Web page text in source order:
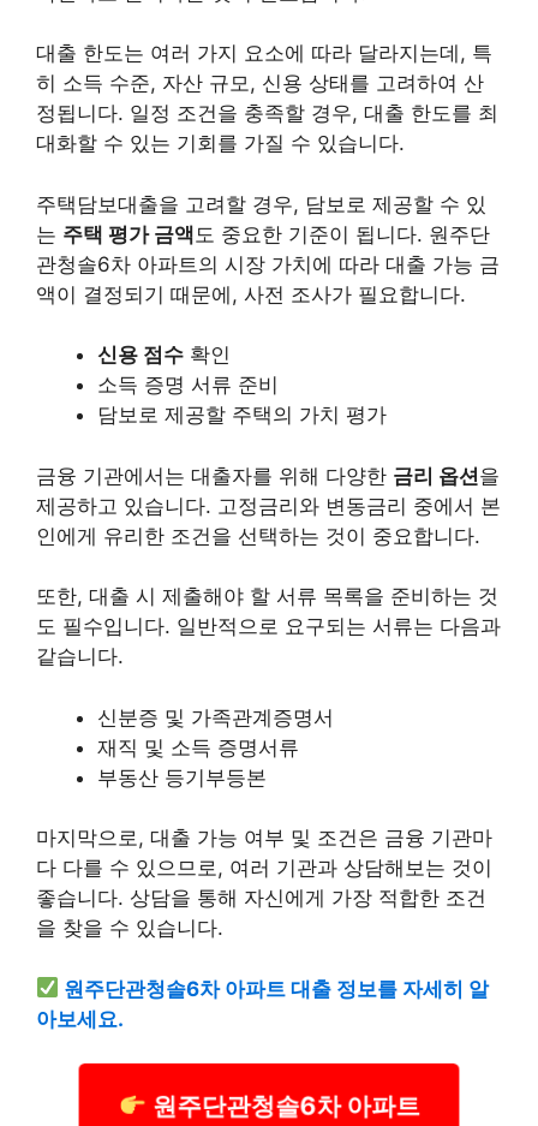
대출 한도는 여러 가지 요소에 따라 달라지는데, 특
히 소득 수준, 자산 규모, 신용 상태를 고려하여 산
정됩니다. 일정 조건을 충족할 경우, 대출 한도를 최
대화할 수 있는 기회를 가질 수 있습니다.
주택담보대출을 고려할 경우, 담보로 제공할 수 있
는 주택 평가 금액 도 중요한 기준이 됩니다. 원주단
관청솔6차 아파트의 시장 가치에 따라 대출 가능 금
액이 결정되기 때문에, 사전 조사가 필요합니다.
신용 점수 확인
소득 증명 서류 준비
담보로 제공할 주택의 가치 평가
금융 기관에서는 대출자를 위해 다양한 금리 옵션을
제공하고 있습니다. 고정금리와 변동금리 중에서 본
인에게 유리한 조건을 선택하는 것이 중요합니다.
또한, 대출 시 제출해야 할 서류 목록을 준비하는 것
도 필수입니다. 일반적으로 요구되는 서류는 다음과
같습니다.
신분증 및 가족관계증명서
재직 및 소득 증명서류
부동산 등기부등본
마지막으로, 대출 가능 여부 및 조건은 금융 기관마
다 다를 수 있으므로, 여러 기관과 상담해보는 것이
좋습니다. 상담을 통해 자신에게 가장 적합한 조건
을 찾을 수 있습니다.
원주단관청솔6차 아파트 대출 정보를 자세히 알
아보세요.
원주단관청솔6차 아파트